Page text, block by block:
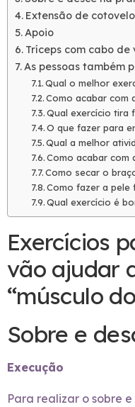
Extensão de
Apoio
Tríceps com cabo de
As pessoas também
Qual o melhor
Como acabar com
Qual exercício tira
O que fazer para
Qual a melhor
Como acabar com
Como secar o
Como fazer a pele
Qual exercício é
Exercícios
vão ajudar
“músculo
Sobre e
Execução
Para realizar o sobre